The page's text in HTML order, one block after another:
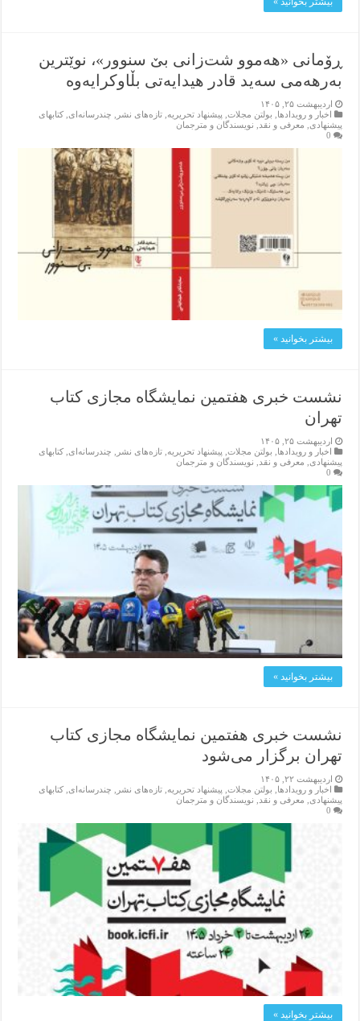
ڕۆمانی «هەموو شت‌زانی بێ سنوور»، نوێترین
بەرهەمی سەید قادر هیدایەتی بڵاوکرایەوە
اردیبهشت ۲۵, ۱۴۰۵
اخبار و رویدادها
بولتن مجلات پیشنهاد تحریریه ,تازەهای نشر چندرسانه‌ای ,کتابهای
پیشنهادی
معرفی و نقد
نویسندگان و مترجمان
0
بیشتر بخوانید »
نشست خبری هفتمین نمایشگاه مجازی کتاب
تهران
اردیبهشت ۲۵, ۱۴۰۵
اخبار و رویدادها, بولتن مجلات, پیشنهاد تحریریه,تازەهای نشر , چندرسانه‌ای,کتابهای
پیشنهادی, معرفی و نقد, نویسندگان و مترجمان
0
بیشتر بخوانید »
نشست خبری هفتمین نمایشگاه مجازی کتاب
تهران برگزار می‌شود
اردیبهشت ۲۲, ۱۴۰۵
اخبار و رویدادها
بولتن مجلات پیشنهاد تحریریه ,تازەهای نشر چندرسانه‌ای ,کتابهای
پیشنهادی
معرفی و نقد
نویسندگان و مترجمان
0
بیشتر بخوانید »